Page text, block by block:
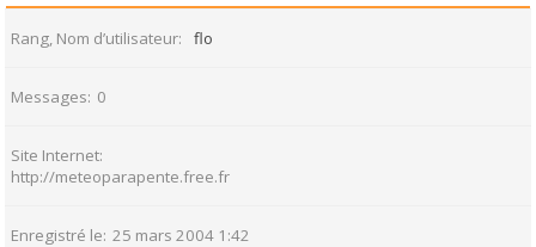
Rang, Nom d’utilisateur flo
Messages 0
Site Internet
http://meteoparapente.free.fr
Enregistré le 25 mars 2004 1:42